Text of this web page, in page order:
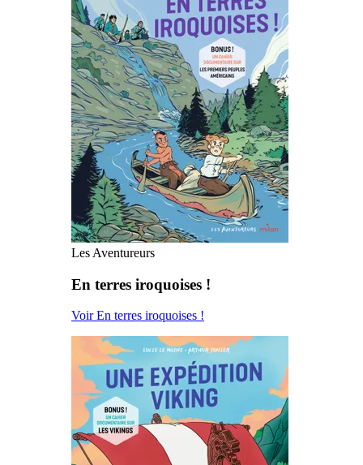
Les Aventureurs
En terres iroquoises !
Voir En terres iroquoises !